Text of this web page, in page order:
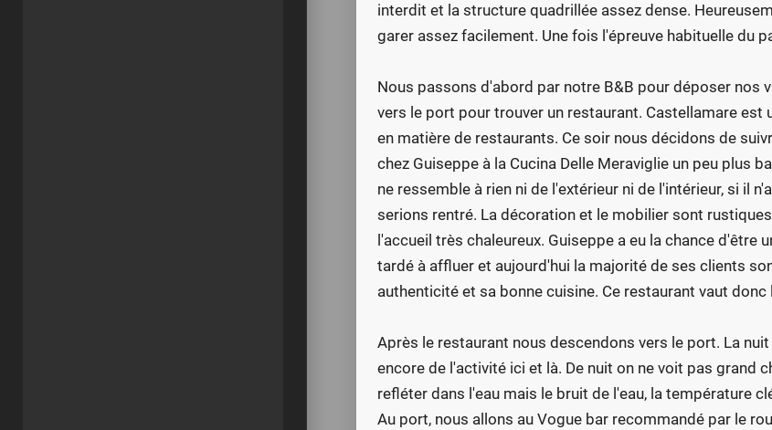
interdit et la structure quadrillée assez dense.
garer assez facilement. Une fois l'épreuve habituelle du
Nous passons d'abord par notre B&B pour déposer nos
vers le port pour trouver un restaurant. Castellamare est
en matière de restaurants. Ce soir nous décidons de
chez Guiseppe à la Cucina Delle Meraviglie un peu plus
ne ressemble à rien ni de l'extérieur ni de l'intérieur, si il
serions rentré. La décoration et le mobilier sont
l'accueil très chaleureux. Guiseppe a eu la chance
tardé à affluer et aujourd'hui la majorité de ses clients
authenticité et sa bonne cuisine. Ce restaurant vaut
Après le restaurant nous descendons vers le port. La
encore de l'activité ici et là. De nuit on ne voit pas grand
refléter dans l'eau mais le bruit de l'eau, la température
Au port, nous allons au Vogue bar recommandé par le